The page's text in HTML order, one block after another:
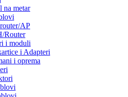
na metar
AP
Router
i moduli
i Adapteri
i oprema